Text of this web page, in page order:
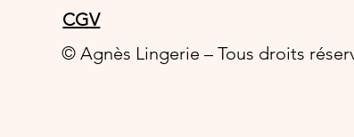
CGV
© Agnès Lingerie – Tous droits